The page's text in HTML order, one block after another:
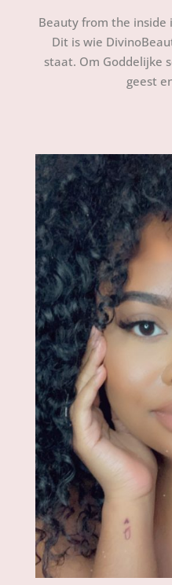
Beauty from the inside
Dit is wie
staat. Om Goddelijke
geest